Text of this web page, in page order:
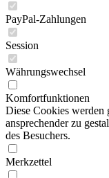
PayPal-Zahlungen
Session
Währungswechsel
Komfortfunktionen
Diese Cookies werden
ansprechender zu
des Besuchers.
Merkzettel